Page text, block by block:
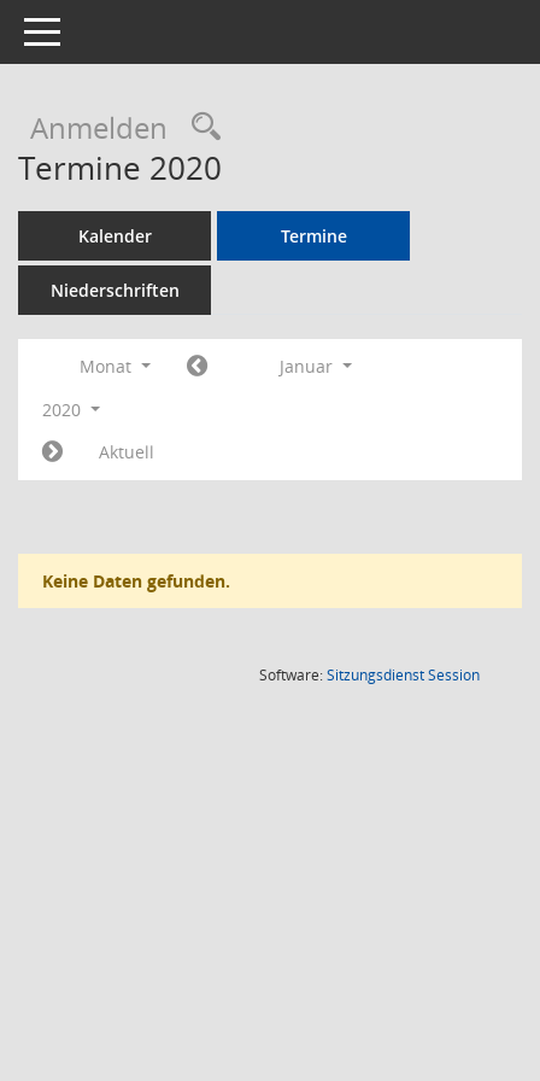
Toggle navigation
Anmelden Rechercheauswahl
Termine 2020
Kalender Termine
Niederschriften
Monat
Januar
2020
Aktuell
Keine Daten gefunden.
Software:SitzungsdienstSession(Wird in